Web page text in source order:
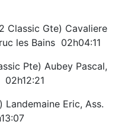
Classic Gte) Cavaliere
les Bains 02h04:11
Pte) Aubey Pascal,
Eric, Ass.